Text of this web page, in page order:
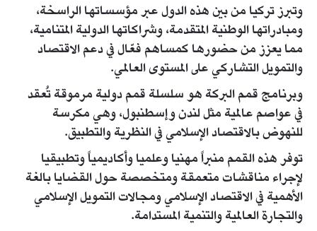
وتبرز تركيا من بين هذه الدول عبر مؤسساتها الراسخة،
ومبادراتها الوطنية المتقدمة، وشراكاتها الدولية المتنامية،
مما يعزز من حضورها كمساهم فعّال في دعم الاقتصاد
والتمويل التشاركي على المستوى العالمي.
وبرنامج قمم البركة هو سلسلة قمم دولية مرموقة تُعقد
في عواصم عالمية مثل لندن وإسطنبول، وهي مكرسة
للنهوض بالاقتصاد الإسلامي في النظرية والتطبيق.
توفر هذه القمم منبراً مهنيا وعلميا وأكاديمياً وتطبيقيا
لإجراء مناقشات متعمقة ومتخصصة حول القضايا بالغة
الأهمية في الاقتصاد الإسلامي ومجالات التمويل الإسلامي
والتجارة العالمية والتنمية المستدامة.